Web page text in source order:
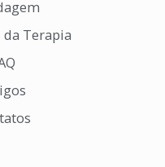
Terapia